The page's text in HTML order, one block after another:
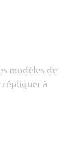
modèles de
répliquer à